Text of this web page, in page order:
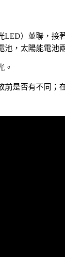
）並聯，接
池，太陽能電池
。
前是否有不同